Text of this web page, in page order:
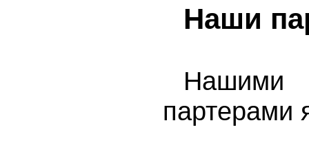
Наши
Нашими
партерами